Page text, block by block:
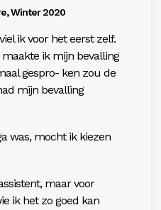
Winter 2020
ik voor het eerst zelf.
ik mijn bevalling
gespro- ken zou de
mijn bevalling
was, mocht ik kiezen
maar voor
ik het zo goed kan